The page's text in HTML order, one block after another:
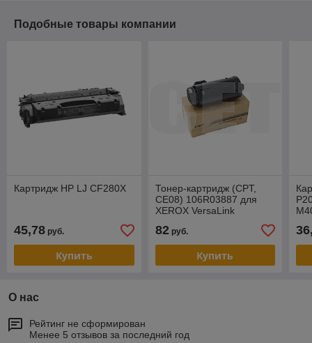
Подобные товары компании
Картридж HP LJ CF280X
45,78 руб.
Купить
Тонер-картридж (CPT,
CE08) 106R03887 для
XEROX VersaLink
Black, 120г, 12100 стр.,
CET141710
82руб.
Купить
О нас
Рейтинг не сформирован
Менее 5 отзывов за последний год